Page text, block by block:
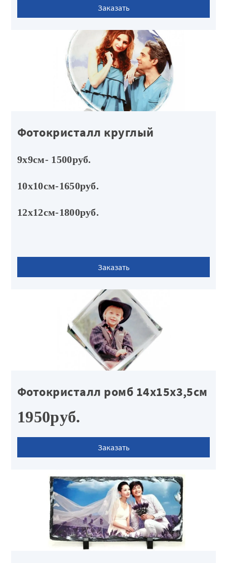
Заказать
Фотокристалл круглый
9х9см- 1500руб.
10х10см-1650руб.
12х12см-1800руб.
Заказать
Фотокристалл ромб 14х15х3,5см
1950руб.
Заказать